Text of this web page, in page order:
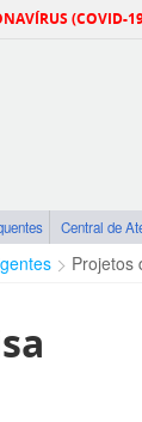
(COVID-
Central de
Projetos